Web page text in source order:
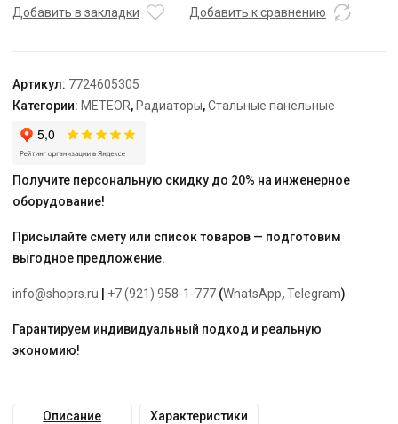
K-
Добавить в закладки Добавить к сравнению
Артикул: 7724605305
Категории: METEOR, Радиаторы,Стальные панельные
Получите персональную скидку до 20% на инженерное
оборудование!
Присылайте смету или список товаров — подготовим
выгодное предложение.
info@shoprs.ru +7 (921) 958-1-777 (WhatsApp,Telegram)
Гарантируем индивидуальный подход и реальную
экономию!
Описание Характеристики